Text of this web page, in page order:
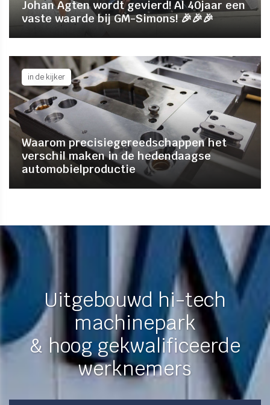
Johan Agten wordt gevierd! Al 40jaar een
vaste waarde bij GM-Simons! 🎉🎉🎉
Waarom precisiegereedschappen het
verschil maken in de hedendaagse
automobielproductie
in de kijker
Uitgebouwd hi-tech
machinepark
& hoog gekwalificeerde
werknemers